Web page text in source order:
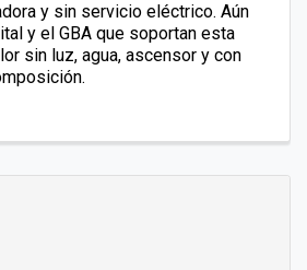
y sin servicio eléctrico. Aún
y el GBA que soportan esta
sin luz, agua, ascensor y con